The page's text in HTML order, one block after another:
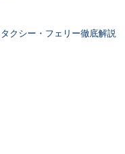
クシー・フェリー徹底解説